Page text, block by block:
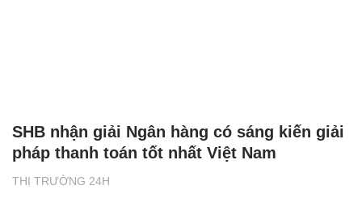
THỊ TRƯỜNG 24H
SHB nhận giải Ngân hàng có sáng kiến giải
pháp thanh toán tốt nhất Việt Nam